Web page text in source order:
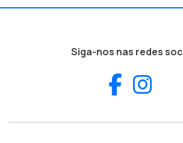
Siga-nos nas redes